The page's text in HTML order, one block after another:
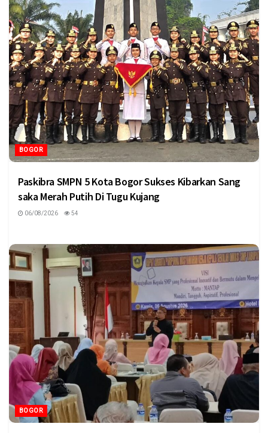
BOGOR
Paskibra SMPN 5 Kota Bogor Sukses Kibarkan Sang
saka Merah Putih Di Tugu Kujang
06/08/2026 54
BOGOR